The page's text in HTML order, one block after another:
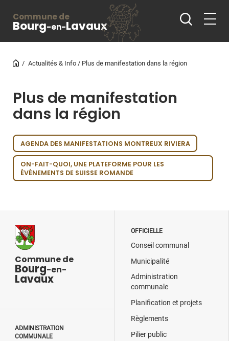
Commune de
Bourg-en-Lavaux
Actualités & Info Plus de manifestation dans la région
Plus de manifestation
dans la région
AGENDA DES MANIFESTATIONS MONTREUX RIVIERA
ON-FAIT-QUOI, UNE PLATEFORME POUR LES
ÉVÉNEMENTS DE SUISSE ROMANDE
Commune de
Bourg-en-
Lavaux
ADMINISTRATION
COMMUNALE
OFFICIELLE
Conseil communal
Municipalité
Administration
communale
Planification et projets
Règlements
Pilier public